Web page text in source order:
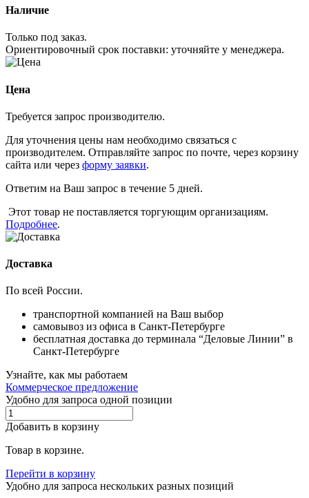
Наличие
Только под заказ.
Ориентировочный срок поставки: уточняйте у менеджера.
Цена
Требуется запрос производителю.
Для уточнения цены нам необходимо связаться с
производителем. Отправляйте запрос по почте, через корзину
сайта или через форму заявки.
Ответим на Ваш запрос в течение 5 дней.
Этот товар не поставляется торгующим организациям.
Подробнее.
Доставка
По всей России.
транспортной компанией на Ваш выбор
самовывоз из офиса в Санкт-Петербурге
бесплатная доставка до терминала “Деловые Линии” в
Санкт-Петербурге
Узнайте, как мы работаем
Коммерческое предложение
Удобно для запроса одной позиции
Добавить в корзину
Товар в корзине.
Перейти в корзину
Удобно для запроса нескольких разных позиций